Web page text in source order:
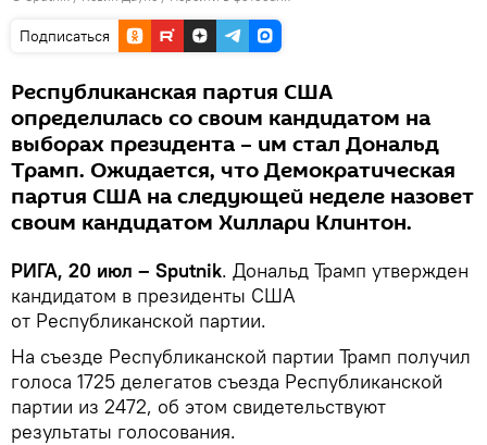
Подписаться
Республиканская партия США
определилась со своим кандидатом на
выборах президента – им стал Дональд
Трамп. Ожидается, что Демократическая
партия США на следующей неделе назовет
своим кандидатом Хиллари Клинтон.
РИГА, 20 июл – Sputnik. Дональд Трамп утвержден
кандидатом в президенты США
от Республиканской партии.
На съезде Республиканской партии Трамп получил
голоса 1725 делегатов съезда Республиканской
партии из 2472, об этом свидетельствуют
результаты голосования.